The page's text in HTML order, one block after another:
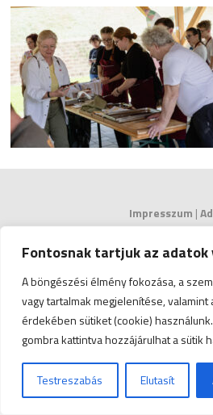
Fontosnak tartjuk az adatok
A böngészési élmény fokozása, a
vagy tartalmak megjelenítése,
érdekében sütiket (cookie)
gombra kattintva hozzájárulhat a sütik
Testreszabás Elutasít
Impresszum |
Iparkamara | All Rights Reserved. |